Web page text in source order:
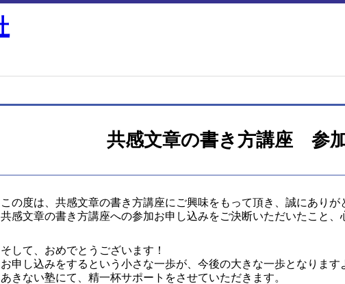
共感文章の書き方講座 参
この度は、共感文章の書き方講座にご興味をもって頂き、誠にありが
共感文章の書き方講座への参加お申し込みをご決断いただいたこと、
そして、おめでとうございます！
お申し込みをするという小さな一歩が、今後の大きな一歩となります
あきない塾にて、精一杯サポートをさせていただきます。